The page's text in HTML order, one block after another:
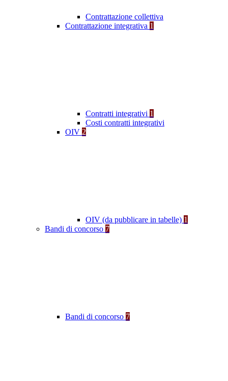
Contrattazione collettiva
Contrattazione integrativa 1
Contratti integrativi 1
Costi contratti integrativi
OIV 2
OIV (da pubblicare in tabelle) 1
Bandi di concorso 7
Bandi di concorso 7